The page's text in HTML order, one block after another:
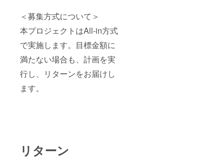
＜募集方式について＞
本プロジェクトはAll-in方式
で実施します。目標金額に
満たない場合も、計画を実
行し、リターンをお届けし
ます。
リターン